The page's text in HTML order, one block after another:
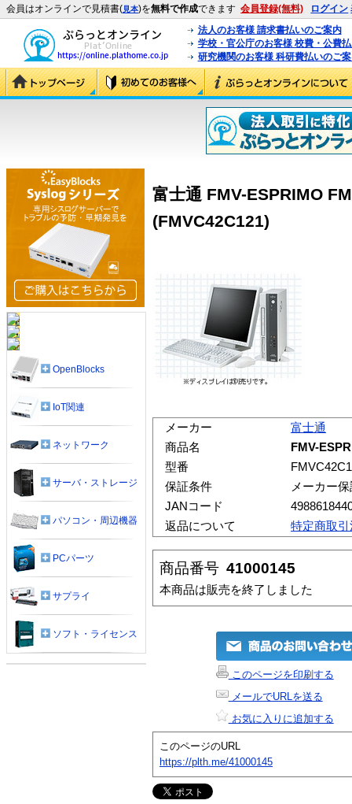
会員はオンラインで見積書(見本)を無料で作成できます 会員登録(無料) ログイン
法人のお客様 請求書払いのご案内
学校・官公庁のお客様 校費・公費
研究機関のお客様 科研費払いのご
富士通 FMV-ESPRIMO
(FMVC42C121)
メーカー
富士通
商品名
FMV-
型番
保証条件
メーカー
JANコード
返品について
特定商取
商品番号 41000145
本商品は販売を終了しました
このページを印刷する
メールでURLを送る
お気に入りに追加する
このページのURL
https://plth.me/41000145
OpenBlocks
IoT関連
ネットワーク
サーバ・ストレージ
パソコン・周辺機器
PCパーツ
サプライ
ソフト・ライセンス